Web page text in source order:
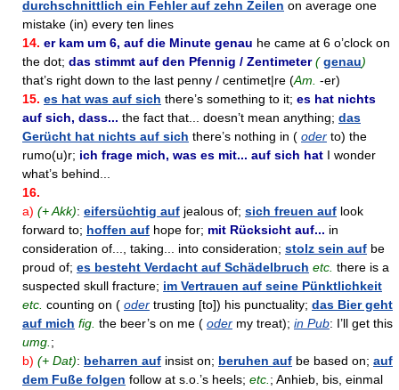
durchschnittlich ein Fehler auf zehn Zeilen on average one
mistake (in) every ten lines
14. er kam um 6, auf die Minute genau he came at 6 o’clock on
the dot; das stimmt auf den Pfennig / Zentimeter ( genau)
that’s right down to the last penny / centimet|re (Am. -er)
15. es hat was auf sich there’s something to it; es hat nichts
auf sich, dass... the fact that... doesn’t mean anything; das
Gerücht hat nichts auf sich there’s nothing in ( oder to) the
rumo(u)r; ich frage mich, was es mit... auf sich hat I wonder
what’s behind...
16.
a) (+ Akk): eifersüchtig auf jealous of; sich freuen auf look
forward to; hoffen auf hope for; mit Rücksicht auf... in
consideration of..., taking... into consideration; stolz sein auf be
proud of; es besteht Verdacht auf Schädelbruch etc. there is a
suspected skull fracture; im Vertrauen auf seine Pünktlichkeit
etc. counting on ( oder trusting [to]) his punctuality; das Bier geht
auf mich fig. the beer’s on me ( oder my treat); in Pub: I’ll get this
umg. ;
b) (+ Dat): beharren auf insist on; beruhen auf be based on; auf
dem Fuße folgen follow at s.o.’s heels; etc. ; Anhieb, bis, einmal